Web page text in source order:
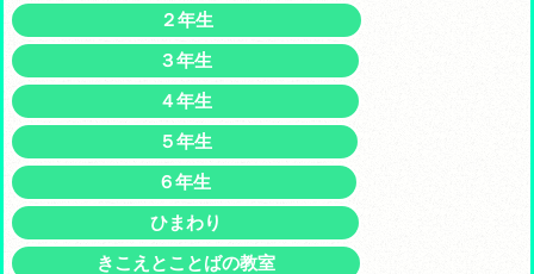
２年生
３年生
４年生
５年生
６年生
ひまわり
きこえとことばの教室